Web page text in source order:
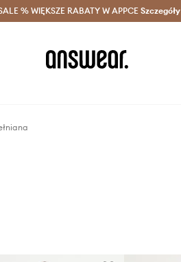
Club > Dostawa nawet w 24h >
% WIĘKSZE RABATY W APPCE Szczegóły